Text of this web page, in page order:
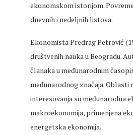
ekonomskom istorijom.
dnevnih i nedelјnih listova.
Ekonomista Predrag Petrović
društvenih nauka u Beogradu.
članaka u međunarodnim
međunarodnog značaja. Oblasti
interesovanja su međunarodna
makroekonomija, primenjena
energetska ekonomija.